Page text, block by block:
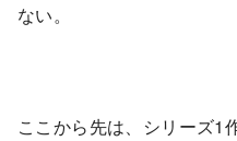
ない。
ここから先は、シリーズ1